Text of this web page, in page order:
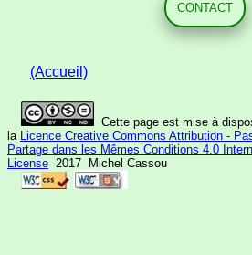
CONTACT
(Accueil)
Cette page est mise à
la Licence Creative Commons Attribution -
Partage dans les Mêmes Conditions 4.0
License 2017 Michel Cassou